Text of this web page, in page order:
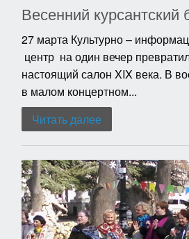
Весенний курсантский
27 марта Культурно –
центр на один вечер
настоящий салон XIX века. В
в малом концертном...
Читать далее